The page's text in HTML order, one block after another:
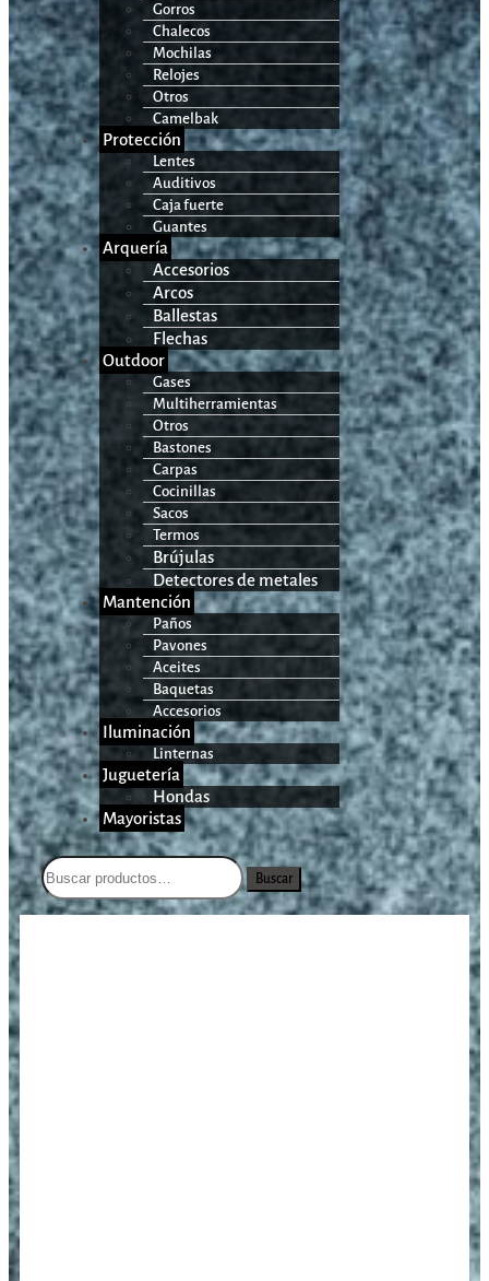
Gorros
Chalecos
Mochilas
Relojes
Otros
Camelbak
Protección
Lentes
Auditivos
Caja fuerte
Guantes
Arquería
Accesorios
Arcos
Ballestas
Flechas
Outdoor
Gases
Multiherramientas
Otros
Bastones
Carpas
Cocinillas
Sacos
Termos
Brújulas
Detectores de metales
Mantención
Paños
Pavones
Aceites
Baquetas
Accesorios
Iluminación
Linternas
Juguetería
Hondas
Mayoristas
Buscar